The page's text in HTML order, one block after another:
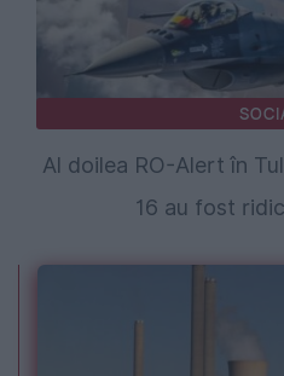
Al doilea RO-Alert în
16 au fost